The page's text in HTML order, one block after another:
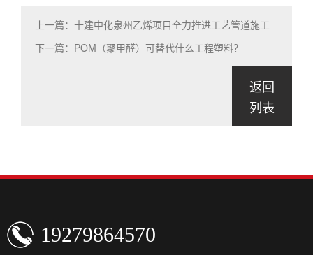
上一篇：十建中化泉州乙烯项目全力推进工艺管道施工
下一篇：POM（聚甲醛）可替代什么工程塑料？
返回
列表
19279864570